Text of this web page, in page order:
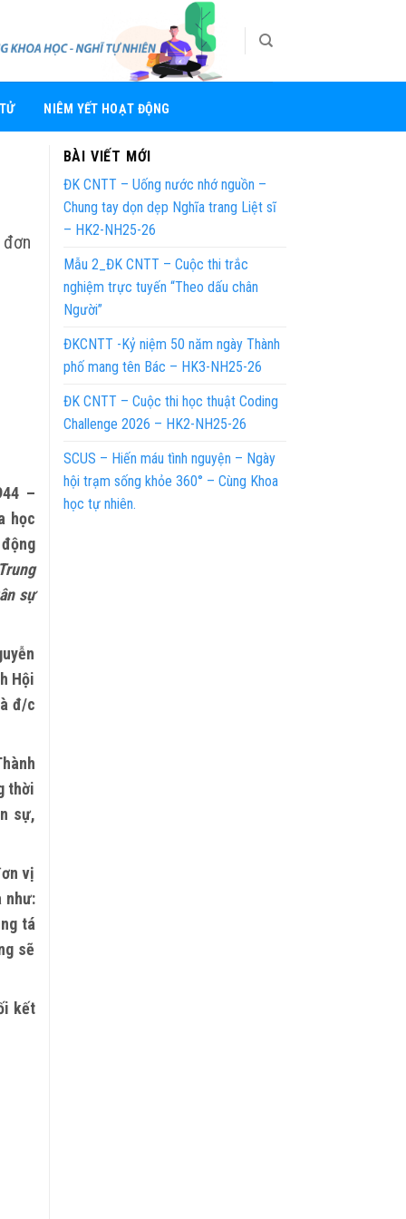
NIÊM YẾT HOẠT ĐỘNG
–
học
sự
Hội
đ/c
thời
sự,
vị
như:
tá
sẽ
kết
BÀI VIẾT MỚI
ĐK CNTT – Uống nước nhớ nguồn –
Chung tay dọn dẹp Nghĩa trang Liệt sĩ
– HK2-NH25-26
Mẫu 2_ĐK CNTT – Cuộc thi trắc
nghiệm trực tuyến “Theo dấu chân
Người”
ĐKCNTT -Kỷ niệm 50 năm ngày Thành
phố mang tên Bác – HK3-NH25-26
ĐK CNTT – Cuộc thi học thuật Coding
Challenge 2026 – HK2-NH25-26
SCUS – Hiến máu tình nguyện – Ngày
hội trạm sống khỏe 360° – Cùng Khoa
học tự nhiên.